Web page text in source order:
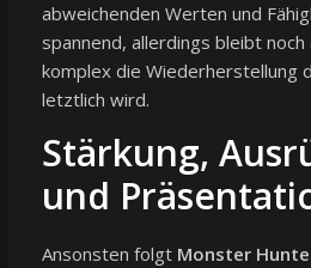
abweichenden Werten und
spannend, allerdings bleibt
komplex die Wiederherstellung
letztlich wird.
Stärkung,
und
Ansonsten folgt Monster